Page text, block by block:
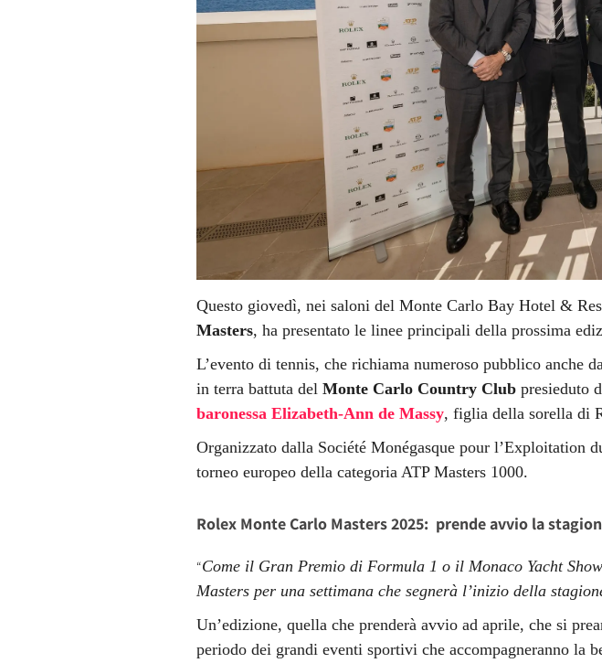
Questo giovedì, nei saloni del Monte Carlo Bay Hotel &
Masters, ha presentato le linee principali della prossima
L’evento di tennis, che richiama numeroso pubblico anche
in terra battuta del Monte Carlo Country Club presieduto
baronessa Elizabeth-Ann de Massy, figlia della sorella di
Organizzato dalla Société Monégasque pour
torneo europeo della categoria ATP Masters 1000.
Rolex Monte Carlo Masters 2025: prende avvio la
“Come il Gran Premio di Formula 1 o il Monaco Yacht
Masters per una settimana che segnerà l’inizio della
Un’edizione, quella che prenderà avvio ad aprile, che si
periodo dei grandi eventi sportivi che accompagneranno la